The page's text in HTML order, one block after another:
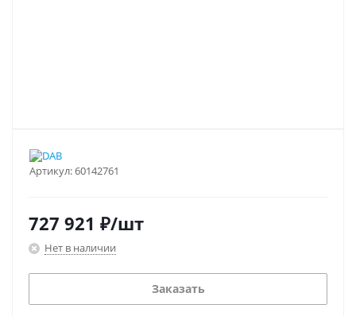
Артикул:60142761
727 921 ₽/шт
Нет в наличии
Заказать